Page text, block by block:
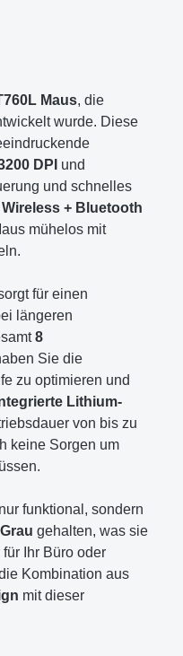
Maus, die
wurde. Diese
DPI und
und schnelles
Wireless + Bluetooth
mühelos mit
für einen
längeren
8
Sie die
zu optimieren und
Lithium-
von bis zu
keine Sorgen um
funktional, sondern
gehalten, was sie
Ihr Büro oder
Kombination aus
mit dieser